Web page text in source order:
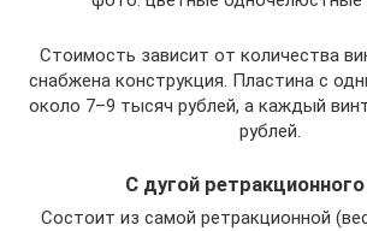
Стоимость зависит от количества
снабжена конструкция. Пластина с
около 7–9 тысяч рублей, а каждый
рублей.
С дугой
Состоит из самой ретракционной